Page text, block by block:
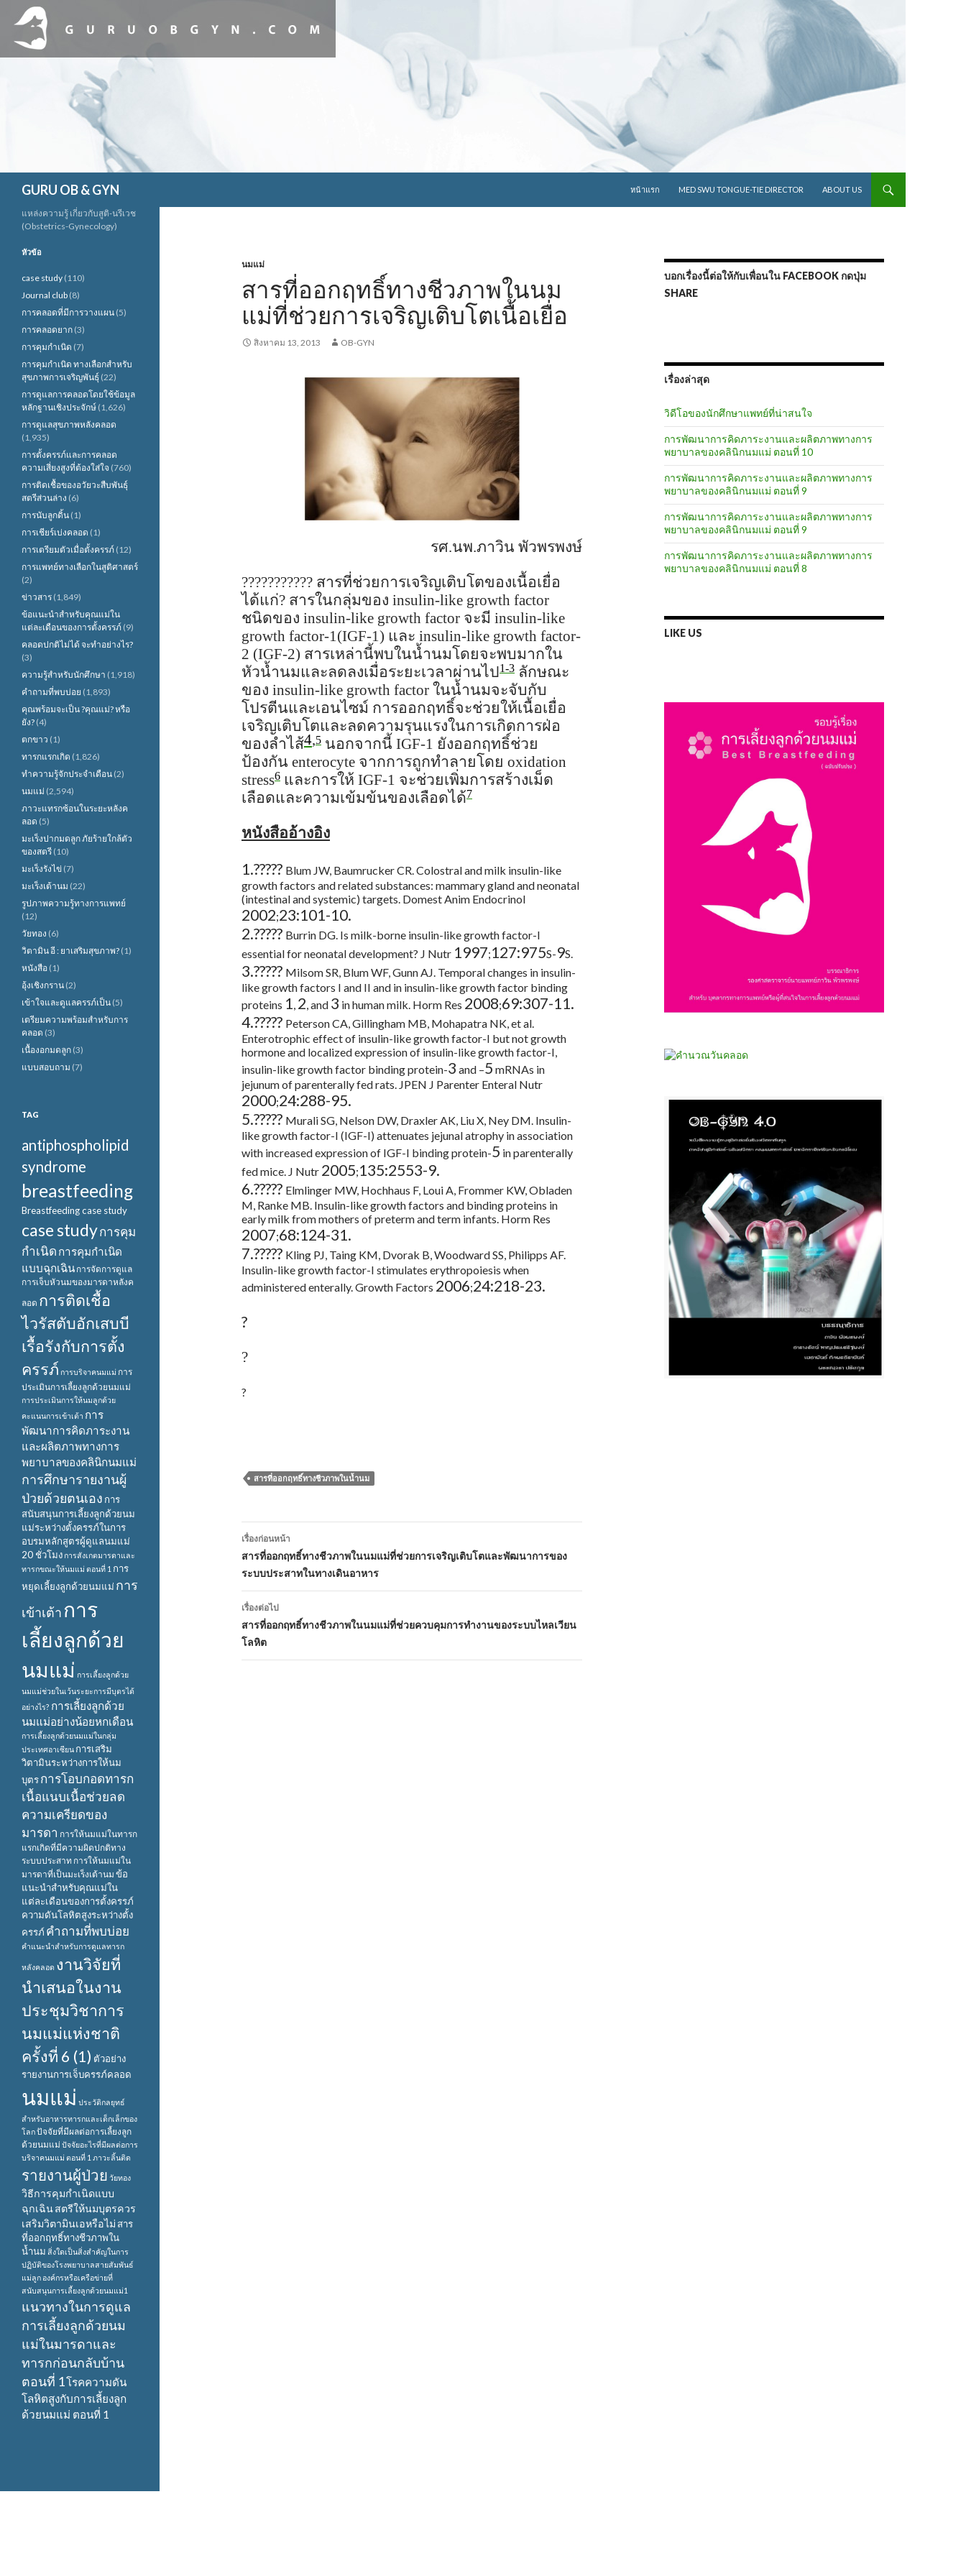
GURU OB & GYN
หน้าแรก
MED SWU TONGUE-TIE DIRECTOR ABOUT US
นมแม่
สารที่ออกฤทธิ์ทางชีวภาพในนม
แม่ที่ช่วยการเจริญเติบโตเนื้อเยื่อ
สิงหาคม 13, 2013 OB-GYN
รศ.นพ.ภาวิน พัวพรพงษ์
??????????? สารที่ช่วยการเจริญเติบโตของเนื้อเยื่อ
ได้แก่? สารในกลุ่มของ insulin-like growth factor
ชนิดของ insulin-like growth factor จะมี insulin-like
growth factor-1(IGF-1) และ insulin-like growth factor-
2 (IGF-2) สารเหล่านี้พบในน้ำนมโดยจะพบมากใน
หัวน้ำนมและลดลงเมื่อระยะเวลาผ่านไป1-3 ลักษณะ
ของ insulin-like growth factor ในน้ำนมจะจับกับ
โปรตีนและเอนไซม์ การออกฤทธิ์จะช่วยให้เนื้อเยื่อ
เจริญเติบโตและลดความรุนแรงในการเกิดการฝ่อ
ของลำไส้4,5 นอกจากนี้ IGF-1 ยังออกฤทธิ์ช่วย
ป้องกัน enterocyte จากการถูกทำลายโดย oxidation
stress6 และการให้ IGF-1 จะช่วยเพิ่มการสร้างเม็ด
เลือดและความเข้มข้นของเลือดได้7
หนังสืออ้างอิง
1.????? Blum JW, Baumrucker CR. Colostral and milk insulin-like
growth factors and related substances: mammary gland and neonatal
(intestinal and systemic) targets. Domest Anim Endocrinol
2002;23:101-10.
2.????? Burrin DG. Is milk-borne insulin-like growth factor-I
essential for neonatal development? J Nutr 1997;127:975S-9S.
3.????? Milsom SR, Blum WF, Gunn AJ. Temporal changes in insulin-
like growth factors I and II and in insulin-like growth factor binding
proteins 1, 2, and 3 in human milk. Horm Res 2008;69:307-11.
4.????? Peterson CA, Gillingham MB, Mohapatra NK, et al.
Enterotrophic effect of insulin-like growth factor-I but not growth
hormone and localized expression of insulin-like growth factor-I,
insulin-like growth factor binding protein-3 and –5 mRNAs in
jejunum of parenterally fed rats. JPEN J Parenter Enteral Nutr
2000;24:288-95.
5.????? Murali SG, Nelson DW, Draxler AK, Liu X, Ney DM. Insulin-
like growth factor-I (IGF-I) attenuates jejunal atrophy in association
with increased expression of IGF-I binding protein-5 in parenterally
fed mice. J Nutr 2005;135:2553-9.
6.????? Elmlinger MW, Hochhaus F, Loui A, Frommer KW, Obladen
M, Ranke MB. Insulin-like growth factors and binding proteins in
early milk from mothers of preterm and term infants. Horm Res
2007;68:124-31.
7.????? Kling PJ, Taing KM, Dvorak B, Woodward SS, Philipps AF.
Insulin-like growth factor-I stimulates erythropoiesis when
administered enterally. Growth Factors 2006;24:218-23.
?
?
?
สารที่ออกฤทธิ์ทางชีวภาพในน้ำนม
เมนู
นำทาง
เรื่อง
เรื่องก่อนหน้า
สารที่ออกฤทธิ์ทางชีวภาพในนมแม่ที่ช่วยการเจริญเติบโตและพัฒนาการของ
ระบบประสาทในทางเดินอาหาร
เรื่องต่อไป
สารที่ออกฤทธิ์ทางชีวภาพในนมแม่ที่ช่วยควบคุมการทำงานของระบบไหลเวียน
โลหิต
บอกเรื่องนี้ต่อให้กับเพื่อนใน FACEBOOK กดปุ่ม
SHARE
เรื่องล่าสุด
วิดีโอของนักศึกษาแพทย์ที่น่าสนใจ
การพัฒนาการคิดภาระงานและผลิตภาพทางการ
พยาบาลของคลินิกนมแม่ ตอนที่ 10
การพัฒนาการคิดภาระงานและผลิตภาพทางการ
พยาบาลของคลินิกนมแม่ ตอนที่ 9
การพัฒนาการคิดภาระงานและผลิตภาพทางการ
พยาบาลของคลินิกนมแม่ ตอนที่ 9
การพัฒนาการคิดภาระงานและผลิตภาพทางการ
พยาบาลของคลินิกนมแม่ ตอนที่ 8
LIKE US
แหล่งความรู้ เกี่ยวกับสูติ-นรีเวช
(Obstetrics-Gynecology)
หัวข้อ
case study (110)
Journal club (8)
การคลอดที่มีการวางแผน (5)
การคลอดยาก (3)
การคุมกำเนิด (7)
การคุมกำเนิด ทางเลือกสำหรับ
สุขภาพการเจริญพันธุ์ (22)
การดูแลการคลอดโดยใช้ข้อมูล
หลักฐานเชิงประจักษ์ (1,626)
การดูแลสุขภาพหลังคลอด
(1,935)
การตั้งครรภ์และการคลอด
ความเสี่ยงสูงที่ต้องใส่ใจ (760)
การติดเชื้อของอวัยวะสืบพันธุ์
สตรีส่วนล่าง (6)
การนับลูกดิ้น (1)
การเชียร์เบ่งคลอด (1)
การเตรียมตัวเมื่อตั้งครรภ์ (12)
การแพทย์ทางเลือกในสูติศาสตร์
(2)
ข่าวสาร (1,849)
ข้อแนะนำสำหรับคุณแม่ใน
แต่ละเดือนของการตั้งครรภ์ (9)
คลอดปกติไม่ได้ จะทำอย่างไร?
(3)
ความรู้สำหรับนักศึกษา (1,918)
คำถามที่พบบ่อย (1,893)
คุณพร้อมจะเป็น ?คุณแม่? หรือ
ยัง? (4)
ตกขาว (1)
ทารกแรกเกิด (1,826)
ทำความรู้จักประจำเดือน (2)
นมแม่ (2,594)
ภาวะแทรกซ้อนในระยะหลังค
ลอด (5)
มะเร็งปากมดลูก ภัยร้ายใกล้ตัว
ของสตรี (10)
มะเร็งรังไข่ (7)
มะเร็งเต้านม (22)
รูปภาพความรู้ทางการแพทย์
(12)
วัยทอง (6)
วิตามิน อี : ยาเสริมสุขภาพ? (1)
หนังสือ (1)
อุ้งเชิงกราน (2)
เข้าใจและดูแลครรภ์เป็น (5)
เตรียมความพร้อมสำหรับการ
คลอด (3)
เนื้องอกมดลูก (3)
แบบสอบถาม (7)
TAG
antiphospholipid
syndrome
breastfeeding
Breastfeeding case study
case studyการคุม
กำเนิด การคุมกำเนิด
แบบฉุกเฉิน การจัดการดูแล
การเจ็บหัวนมของมารดาหลังค
ลอด การติดเชื้อ
ไวรัสตับอักเสบบี
เรื้อรังกับการตั้ง
ครรภ์ การบริจาคนมแม่ การ
ประเมินการเลี้ยงลูกด้วยนมแม่
การประเมินการให้นมลูกด้วย
คะแนนการเข้าเต้า การ
พัฒนาการคิดภาระงาน
และผลิตภาพทางการ
พยาบาลของคลินิกนมแม่
การศึกษารายงานผู้
ป่วยด้วยตนเอง การ
สนับสนุนการเลี้ยงลูกด้วยนม
แม่ระหว่างตั้งครรภ์ในการ
อบรมหลักสูตรผู้ดูแลนมแม่
20 ชั่วโมงการสังเกตมารดาและ
ทารกขณะให้นมแม่ ตอนที่ 1 การ
หยุดเลี้ยงลูกด้วยนมแม่ การ
เข้าเต้าการ
เลี้ยงลูกด้วย
นมแม่ การเลี้ยงลูกด้วย
นมแม่ช่วยในเว้นระยะการมีบุตรได้
อย่างไร? การเลี้ยงลูกด้วย
นมแม่อย่างน้อยหกเดือน
การเลี้ยงลูกด้วยนมแม่ในกลุ่ม
ประเทศอาเซียน การเสริม
วิตามินระหว่างการให้นม
บุตรการโอบกอดทารก
เนื้อแนบเนื้อช่วยลด
ความเครียดของ
มารดา การให้นมแม่ในทารก
แรกเกิดที่มีความผิดปกติทาง
ระบบประสาท การให้นมแม่ใน
มารดาที่เป็นมะเร็งเต้านม ข้อ
แนะนำสำหรับคุณแม่ใน
แต่ละเดือนของการตั้งครรภ์
ความดันโลหิตสูงระหว่างตั้ง
ครรภ์ คำถามที่พบบ่อย
คำแนะนำสำหรับการดูแลทารก
หลังคลอด งานวิจัยที่
นำเสนอในงาน
ประชุมวิชาการ
นมแม่แห่งชาติ
ครั้งที่ 6 (1) ตัวอย่าง
รายงานการเจ็บครรภ์คลอด
นมแม่ ประวัติกลยุทธ์
สำหรับอาหารทารกและเด็กเล็กของ
โลกปัจจัยที่มีผลต่อการเลี้ยงลูก
ด้วยนมแม่ ปัจจัยอะไรที่มีผลต่อการ
บริจาคนมแม่ ตอนที่ 1 ภาวะลิ้นติด
รายงานผู้ป่วย วัยทอง
วิธีการคุมกำเนิดแบบ
ฉุกเฉินสตรีให้นมบุตรควร
เสริมวิตามินเอหรือไม่ สาร
ที่ออกฤทธิ์ทางชีวภาพใน
น้ำนม สิ่งใดเป็นสิ่งสำคัญในการ
ปฏิบัติของโรงพยาบาลสายสัมพันธ์
แม่ลูก องค์กรหรือเครือข่ายที่
สนับสนุนการเลี้ยงลูกด้วยนมแม่1
แนวทางในการดูแล
การเลี้ยงลูกด้วยนม
แม่ในมารดาและ
ทารกก่อนกลับบ้าน
ตอนที่ 1โรคความดัน
โลหิตสูงกับการเลี้ยงลูก
ด้วยนมแม่ ตอนที่ 1